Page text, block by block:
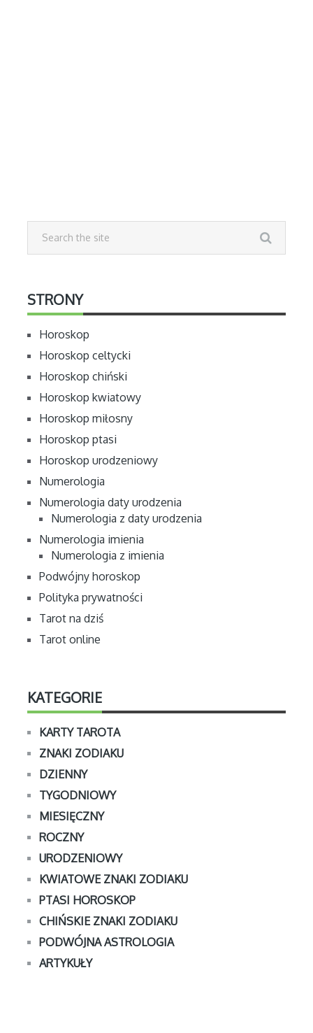
STRONY
Horoskop
Horoskop celtycki
Horoskop chiński
Horoskop kwiatowy
Horoskop miłosny
Horoskop ptasi
Horoskop urodzeniowy
Numerologia
Numerologia daty urodzenia
Numerologia z daty urodzenia
Numerologia imienia
Numerologia z imienia
Podwójny horoskop
Polityka prywatności
Tarot na dziś
Tarot online
KATEGORIE
KARTY TAROTA
ZNAKI ZODIAKU
DZIENNY
TYGODNIOWY
MIESIĘCZNY
ROCZNY
URODZENIOWY
KWIATOWE ZNAKI ZODIAKU
PTASI HOROSKOP
CHIŃSKIE ZNAKI ZODIAKU
PODWÓJNA ASTROLOGIA
ARTYKUŁY